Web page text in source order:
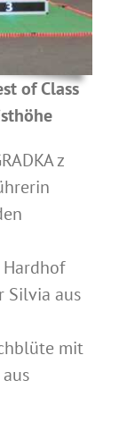
of Class
z
Silvia aus
mit